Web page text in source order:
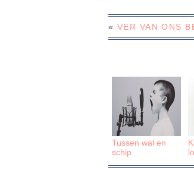
« VER VAN ONS
Tussen wal en
schip